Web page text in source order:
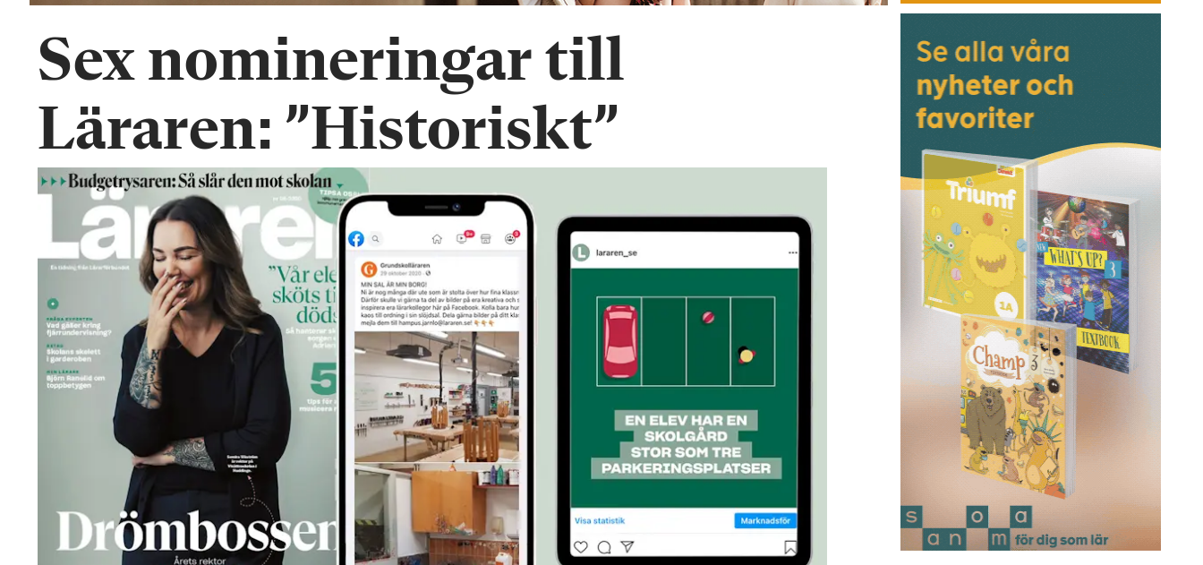
Sex nomineringar till
Läraren: ”Historiskt”